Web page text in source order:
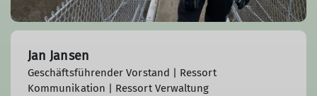
Jan Jansen
Geschäftsführender Vorstand | Ressort
Kommunikation | Ressort Verwaltung